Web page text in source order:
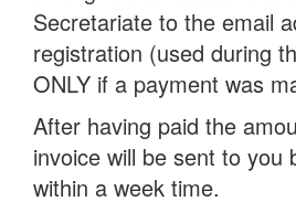
Secretariate to the email
registration (used during
ONLY if a payment was
After having paid the
invoice will be sent to you
within a week time.